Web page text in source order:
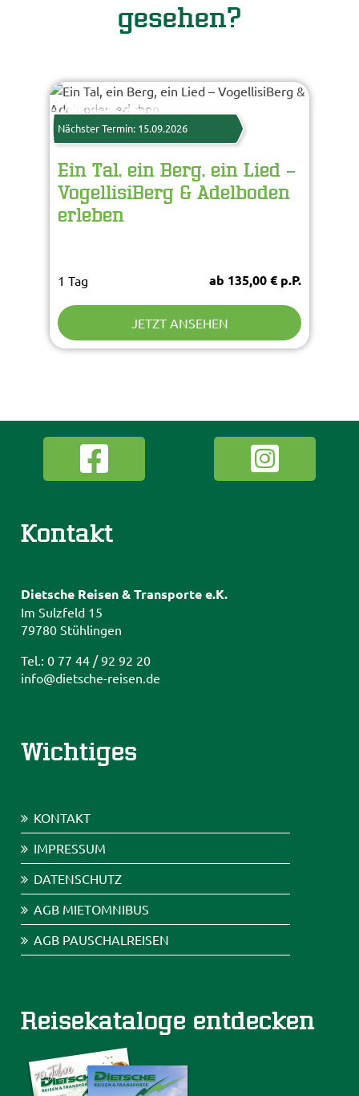
gesehen?
Nächster Termin: 15.09.2026
Ein Tal, ein Berg, ein Lied –
VogellisiBerg & Adelboden
erleben
1 Tag ab 135,00 € p.P.
JETZT ANSEHEN
Kontakt
Dietsche Reisen & Transporte e.K.
Im Sulzfeld 15
79780 Stühlingen
Tel.: 0 77 44 / 92 92 20
info@dietsche-reisen.de
Wichtiges
KONTAKT
IMPRESSUM
DATENSCHUTZ
AGB MIETOMNIBUS
AGB PAUSCHALREISEN
Reisekataloge entdecken